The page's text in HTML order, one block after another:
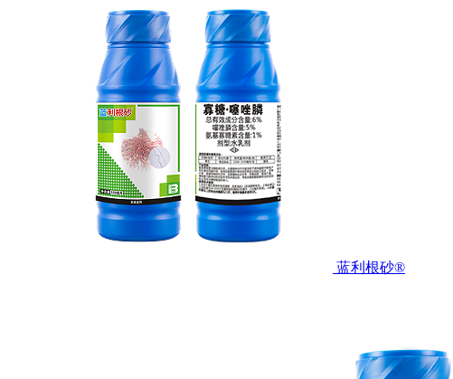
蓝利根砂®